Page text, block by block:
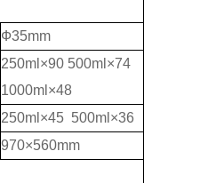
Ф35mm
250ml×90 500ml×74
1000ml×48
250ml×45 500ml×36
970×560mm